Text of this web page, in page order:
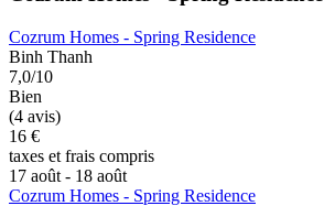
Cozrum Homes - Spring Residence
Binh Thanh
7,0/10
Bien
(4 avis)
16 €
taxes et frais compris
17 août - 18 août
Cozrum Homes - Spring Residence